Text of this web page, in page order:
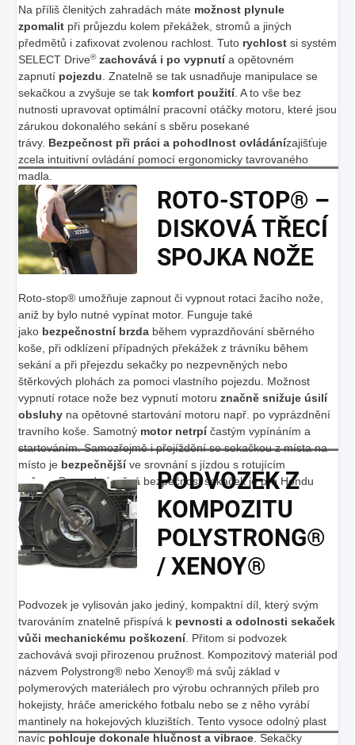
Na příliš členitých zahradách máte možnost plynule
zpomalit při průjezdu kolem překážek, stromů a jiných
předmětů i zafixovat zvolenou rachlost. Tuto rychlost si systém
SELECT Drive® zachovává i po vypnutía opětovném
zapnutí pojezdu . Znatelně se tak usnadňuje manipulace se
sekačkou a zvyšuje se tak komfort použití. A to vše bez
nutnosti upravovat optimální pracovní otáčky motoru, které jsou
zárukou dokonalého sekání s sběru posekané
trávy. Bezpečnost při práci a pohodlnost ovládánízajišťuje
zcela intuitivní ovládání pomocí ergonomicky tavrovaného
madla.
ROTO-STOP® –
DISKOVÁ TŘECÍ
SPOJKA NOŽE
Roto-stop® umožňuje zapnout či vypnout rotaci žacího nože,
aniž by bylo nutné vypínat motor. Funguje také
jako bezpečnostní brzda během vyprazdňování sběrného
koše, při odklízení případných překážek z trávníku během
sekání a při přejezdu sekačky po nezpevněných nebo
štěrkových plohách za pomoci vlastního pojezdu. Možnost
vypnutí rotace nože bez vypnutí motoru značně snižuje úsilí
obsluhy na opětovné startování motoru např. po vyprázdnění
travního koše. Samotný motor netrpíčastým vypínáním a
startováním. Samozřejmě i přejíždění se sekačkou z místa na
místo je bezpečnějšíve srovnání s jízdou s rotujícím
nožem. Bezpodmínečná bezpečnost sekaček je pro Hondu
prvořadým úkolem.
PODVOZEK Z
KOMPOZITU
POLYSTRONG®
/ XENOY®
Podvozek je vylisován jako jediný, kompaktní díl, který svým
tvarováním znatelně přispívá k pevnosti a odolnosti sekaček
vůči mechanickému poškození. Přitom si podvozek
zachovává svoji přirozenou pružnost. Kompozitový materiál pod
názvem Polystrong® nebo Xenoy® má svůj základ v
polymerových materiálech pro výrobu ochranných přileb pro
hokejisty, hráče amerického fotbalu nebo se z něho vyrábí
mantinely na hokejových kluzištích. Tento vysoce odolný plast
navíc pohlcuje dokonale hlučnost a vibrace . Sekačky